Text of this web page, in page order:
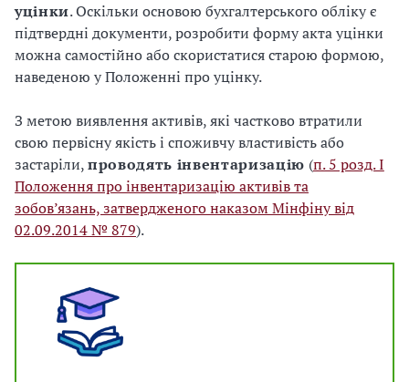
уцінки. Оскільки основою бухгалтерського обліку є
підтвердні документи, розробити форму акта уцінки
можна самостійно або скористатися старою формою,
наведеною у Положенні про уцінку.
З метою виявлення активів, які частково втратили
свою первісну якість і споживчу властивість або
застаріли,проводять інвентаризацію (п. 5 розд. І
Положення про інвентаризацію активів та
зобов’язань, затвердженого наказом Мінфіну від
02.09.2014 № 879).